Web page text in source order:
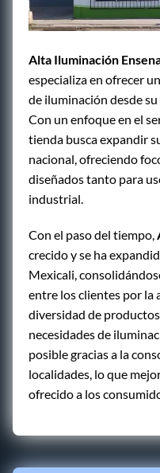
Alta Iluminación
especializa en ofrecer
de iluminación desde
Con un enfoque en el
tienda busca expandir
nacional, ofreciendo
diseñados tanto para
industrial.
Con el paso del tiempo,
crecido y se ha
Mexicali,
entre los clientes por la
diversidad de
necesidades de
posible gracias a la
localidades, lo que
ofrecido a los